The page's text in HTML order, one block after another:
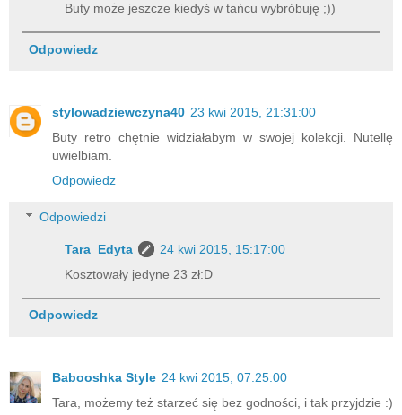
Buty może jeszcze kiedyś w tańcu wybróbuję ;))
Odpowiedz
stylowadziewczyna40 23 kwi 2015, 21:31:00
Buty retro chętnie widziałabym w swojej kolekcji. Nutellę
uwielbiam.
Odpowiedz
Odpowiedzi
Tara_Edyta
24 kwi 2015, 15:17:00
Kosztowały jedyne 23 zł:D
Odpowiedz
Babooshka Style 24 kwi 2015, 07:25:00
Tara, możemy też starzeć się bez godności, i tak przyjdzie :)